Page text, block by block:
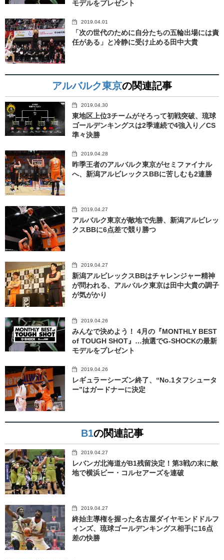
モデルをプレゼント
2019.04.01
「次の世代のために自分たちの五輪出場には責
任がある」と冷静に受け止める田中大貴
アルバルク東京の関連記事
2019.04.30
東地区上位3チームがそろって初戦突破、琉球
ゴールデンキングスは2季連続で4強入り／CS
準々決勝
2019.04.28
昨季王者のアルバルク東京がセミファイナル
へ、新潟アルビレックスBBに苦しむも2連勝
2019.04.27
アルバルク東京が敵地で先勝、新潟アルビレッ
クスBBに6点差で競り勝つ
2019.04.27
新潟アルビレックスBBはチャレンジャー精神
が問われる、アルバルク東京は田中大貴の調子
が気がかり
2019.04.26
みんなで決めよう！ 4月の『MONTHLY BEST
of TOUGH SHOT』…抽選でG-SHOCKの最新
モデルをプレゼント
2019.04.26
レギュラーシーズン終了、“No.1タフシュータ
ー”はガードナーに決定
B1の関連記事
2019.04.27
レバンガ北海道がB1残留決定！第3戦の末に敵
地で横浜ビー・コルセアーズを連破
2019.04.27
終始主導権を握った名古屋ダイヤモンドドルフ
ィンズ、琉球ゴールデンキングス相手に16点
差の快勝